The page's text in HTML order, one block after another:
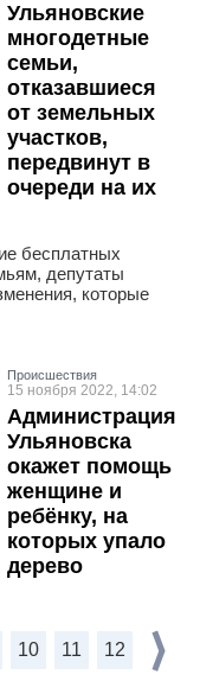
Ульяновские
многодетные
семьи,
отказавшиеся
от земельных
участков,
передвинут в
очереди на их
бесплатных
депутаты
которые
Проиcшествия
15 ноября 2022, 14:02
Администрация
Ульяновска
окажет помощь
женщине и
ребёнку, на
которых упало
дерево
10 11 12